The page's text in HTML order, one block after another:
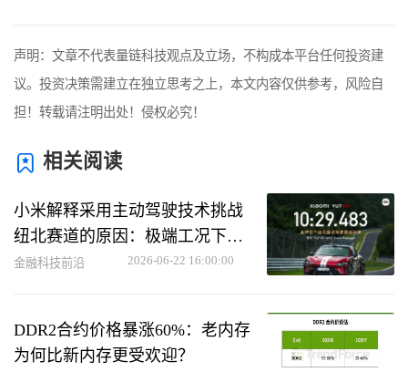
声明：文章不代表量链科技观点及立场，不构成本平台任何投资建
议。投资决策需建立在独立思考之上，本文内容仅供参考，风险自
担！转载请注明出处！侵权必究！
相关阅读
小米解释采用主动驾驶技术挑战
纽北赛道的原因：极端工况下助
力用户救车
金融科技前沿 2026-06-22 16:00:00
DDR2合约价格暴涨60%：老内存
为何比新内存更受欢迎？